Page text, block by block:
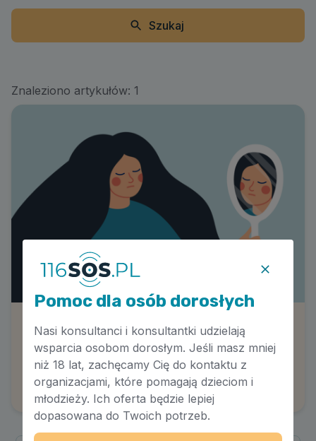
Szukaj
Znaleziono artykułów: 1
Nienawidzę
siebie. Czy ciałopozytywność może mi
pomóc?
Autor: Natalia Skoczylas
Pomoc dla osób dorosłych
Nasi konsultanci i konsultantki udzielają
wsparcia osobom dorosłym. Jeśli masz mniej
niż 18 lat, zachęcamy Cię do kontaktu z
organizacjami, które pomagają dzieciom i
młodzieży. Ich oferta będzie lepiej
dopasowana do Twoich potrzeb.